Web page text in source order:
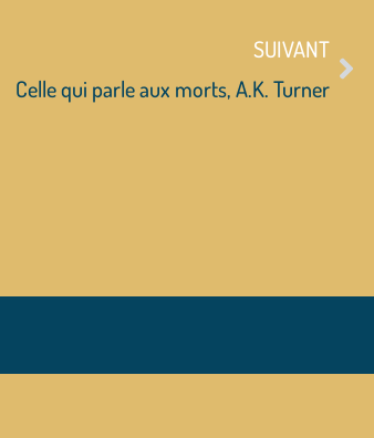
SUIVANT
Celle qui parle aux morts, A.K. Turner